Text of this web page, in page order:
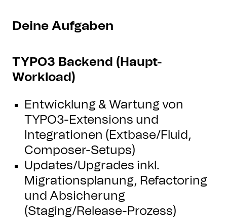
Deine Aufgaben
TYPO3 Backend (Haupt-
Workload)
Entwicklung & Wartung von
TYPO3-Extensions und
Integrationen (Extbase/Fluid,
Composer-Setups)
Updates/Upgrades inkl.
Migrationsplanung, Refactoring
und Absicherung
(Staging/Release-Prozess)